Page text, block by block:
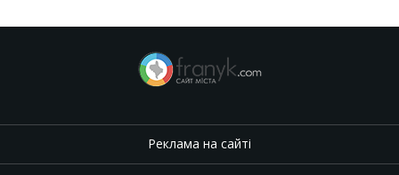
Реклама на сайті